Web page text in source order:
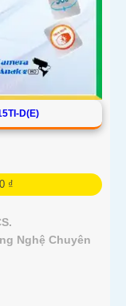
D(E)
₫
Nghệ Chuyên